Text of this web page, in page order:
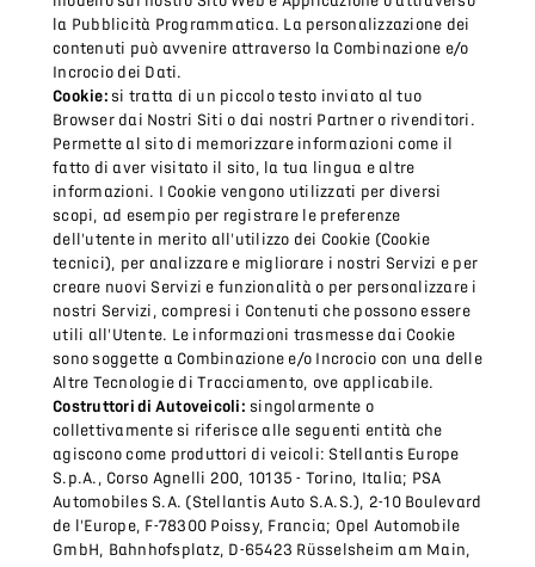
la Pubblicità Programmatica. La personalizzazione dei
contenuti può avvenire attraverso la Combinazione e/o
Incrocio dei Dati.
Cookie: si tratta di un piccolo testo inviato al tuo
Browser dai Nostri Siti o dai nostri Partner o rivenditori.
Permette al sito di memorizzare informazioni come il
fatto di aver visitato il sito, la tua lingua e altre
informazioni. I Cookie vengono utilizzati per diversi
scopi, ad esempio per registrare le preferenze
dell'utente in merito all'utilizzo dei Cookie (Cookie
tecnici), per analizzare e migliorare i nostri Servizi e per
creare nuovi Servizi e funzionalità o per personalizzare i
nostri Servizi, compresi i Contenuti che possono essere
utili all'Utente. Le informazioni trasmesse dai Cookie
sono soggette a Combinazione e/o Incrocio con una delle
Altre Tecnologie di Tracciamento, ove applicabile.
Costruttori di Autoveicoli: singolarmente o
collettivamente si riferisce alle seguenti entità che
agiscono come produttori di veicoli: Stellantis Europe
S.p.A., Corso Agnelli 200, 10135 - Torino, Italia; PSA
Automobiles S.A. (Stellantis Auto S.A.S.), 2-10 Boulevard
de l'Europe, F-78300 Poissy, Francia; Opel Automobile
GmbH, Bahnhofsplatz, D-65423 Rüsselsheim am Main,